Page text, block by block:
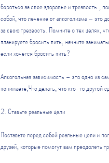
бороться за свое здоровье и трезвость.,
собой, что лечение от алкоголизма – это
за свою трезвость. Помните о тех целях,
планируете бросить пить, начните
если хочется бросить пить?
Алкогольная зависимость – это одно из
понимаете,Что делать, что кто-то другой
2. Ставьте реальные цели
Поставьте перед собой реальные цели и
друзей, которые помогут вам преодолеть